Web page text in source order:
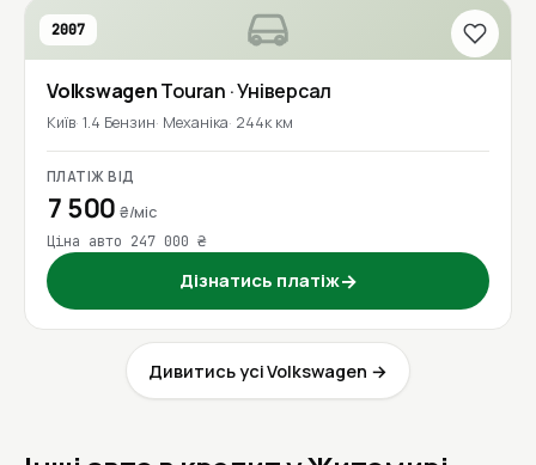
2007
VolkswagenTouran · Універсал
Київ 1.4 Бензин Механіка 244к км
ПЛАТІЖ ВІД
7 500₴/міс
Ціна авто 247 000 ₴
Дізнатись платіж→
Дивитись усі Volkswagen →